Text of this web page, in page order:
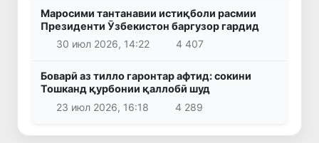
Маросими тантанавии истиқболи расмии
Президенти Ӯзбекистон баргузор гардид
30 июл 2026, 14:22
4 407
Боварӣ аз тилло гаронтар афтид: сокини
Тошканд қурбонии қаллобӣ шуд
23 июл 2026, 16:18
4 289